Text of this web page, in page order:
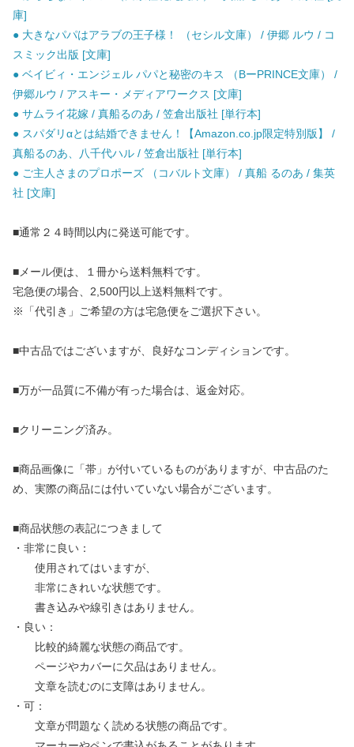
庫]
● 大きなパパはアラブの王子様！ （セシル文庫） / 伊郷 ルウ / コ
スミック出版 [文庫]
● ベイビィ・エンジェル パパと秘密のキス （BーPRINCE文庫） /
伊郷ルウ / アスキー・メディアワークス [文庫]
● サムライ花嫁 / 真船るのあ / 笠倉出版社 [単行本]
● スパダリαとは結婚できません！【Amazon.co.jp限定特別版】 /
真船るのあ、八千代ハル / 笠倉出版社 [単行本]
● ご主人さまのプロポーズ （コバルト文庫） / 真船 るのあ / 集英
社 [文庫]
■通常２４時間以内に発送可能です。
■メール便は、１冊から送料無料です。
宅急便の場合、2,500円以上送料無料です。
※「代引き」ご希望の方は宅急便をご選択下さい。
■中古品ではございますが、良好なコンディションです。
■万が一品質に不備が有った場合は、返金対応。
■クリーニング済み。
■商品画像に「帯」が付いているものがありますが、中古品のた
め、実際の商品には付いていない場合がございます。
■商品状態の表記につきまして
・非常に良い：
使用されてはいますが、
非常にきれいな状態です。
書き込みや線引きはありません。
・良い：
比較的綺麗な状態の商品です。
ページやカバーに欠品はありません。
文章を読むのに支障はありません。
・可：
文章が問題なく読める状態の商品です。